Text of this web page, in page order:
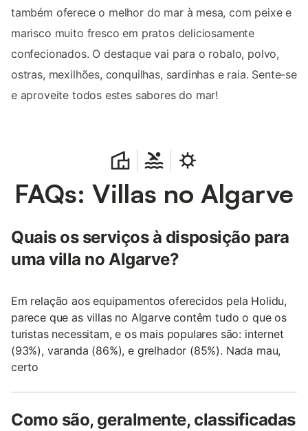
também oferece o melhor do mar à mesa, com peixe e
marisco muito fresco em pratos deliciosamente
confecionados. O destaque vai para o robalo, polvo,
ostras, mexilhões, conquilhas, sardinhas e raia. Sente-se
e aproveite todos estes sabores do mar!
FAQs: Villas no Algarve
Quais os serviços à disposição para
uma villa no Algarve?
Em relação aos equipamentos oferecidos pela Holidu,
parece que as villas no Algarve contêm tudo o que os
turistas necessitam, e os mais populares são: internet
(93%), varanda (86%), e grelhador (85%). Nada mau,
certo
Como são, geralmente, classificadas